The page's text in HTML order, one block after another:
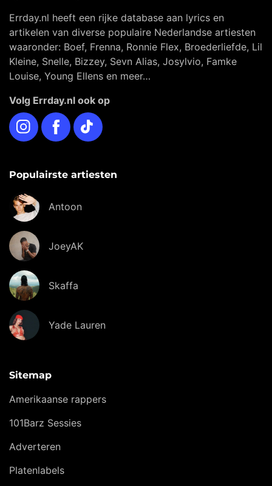
Errday.nl heeft een rijke database aan lyrics en
artikelen van diverse populaire Nederlandse artiesten
waaronder: Boef, Frenna, Ronnie Flex, Broederliefde, Lil
Kleine, Snelle, Bizzey, Sevn Alias, Josylvio, Famke
Louise, Young Ellens en meer…
Volg Errday.nl ook op
InstagramFacebookTikTok
Populairste artiesten
Antoon
JoeyAK
Skaffa
Yade Lauren
Sitemap
Amerikaanse rappers
101Barz Sessies
Adverteren
Platenlabels